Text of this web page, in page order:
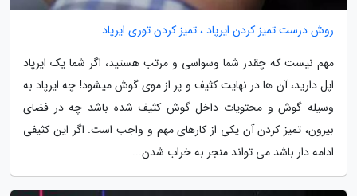
روش درست تمیز کردن ایرپاد ، تمیز کردن توری ایرپاد
مهم نیست که چقدر شما وسواسی و مرتب هستید، اگر شما یک ایرپاد
اپل دارید، آن ها در نهایت کثیف و پر از موی گوش میشود! چه ایرپاد به
وسیله گوش و محتویات داخل گوش کثیف شده باشد چه در فضای
بیرون، تمیز کردن آن یکی از کارهای مهم و واجب است. اگر این کثیفی
ادامه دار باشد می تواند منجر به خراب شدن...